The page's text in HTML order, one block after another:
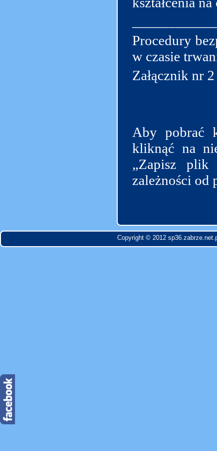
Procedury
w czasie
Załącznik nr
Aby pobrać
kliknąć na
„Zapisz
zależności od
Copyright © 2012